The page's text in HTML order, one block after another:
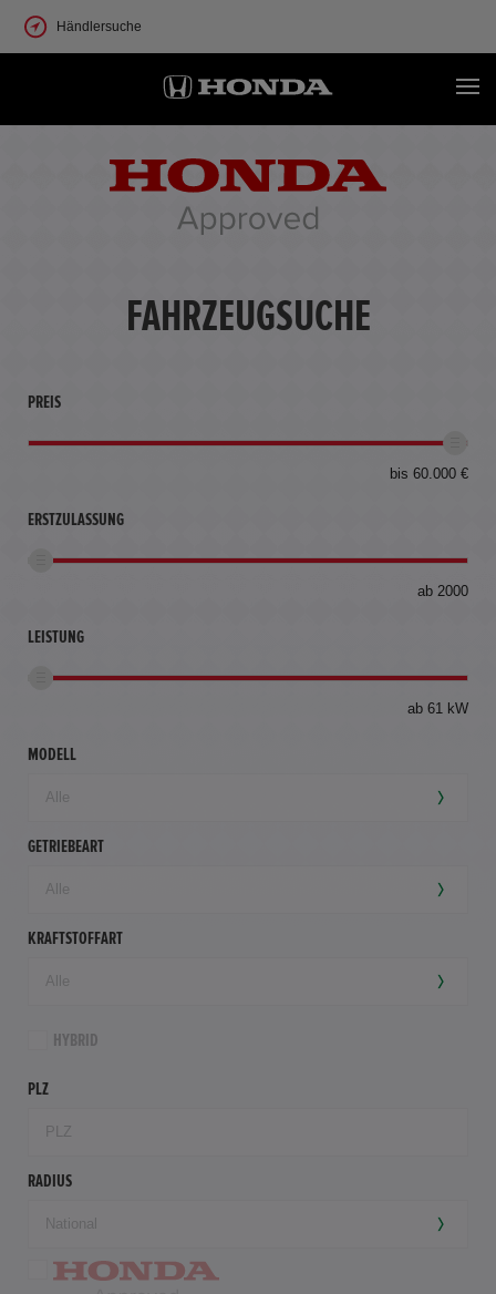
Händlersuche
FAHRZEUGSUCHE
PREIS
bis 60.000 €
ERSTZULASSUNG
ab 2000
LEISTUNG
ab 61 kW
MODELL
GETRIEBEART
KRAFTSTOFFART
HYBRID
PLZ
RADIUS